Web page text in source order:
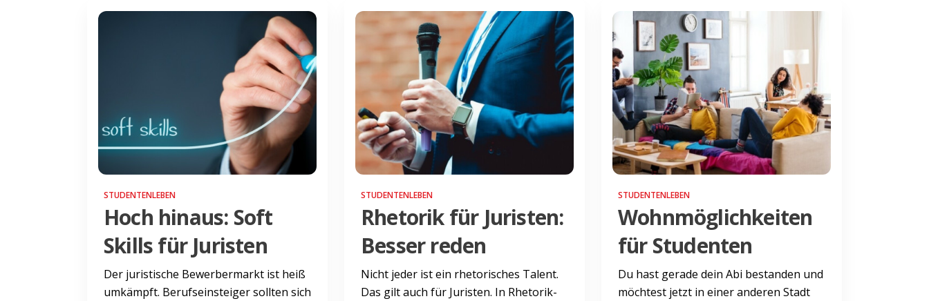
STUDENTENLEBEN
Hoch hinaus: Soft
Skills für Juristen
Der juristische Bewerbermarkt ist heiß
umkämpft. Berufseinsteiger sollten sich
STUDENTENLEBEN
Rhetorik für Juristen:
Besser reden
Nicht jeder ist ein rhetorisches Talent.
Das gilt auch für Juristen. In Rhetorik-
STUDENTENLEBEN
Wohnmöglichkeiten
für Studenten
Du hast gerade dein Abi bestanden und
möchtest jetzt in einer anderen Stadt